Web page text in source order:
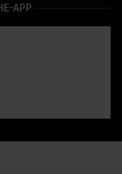
APP